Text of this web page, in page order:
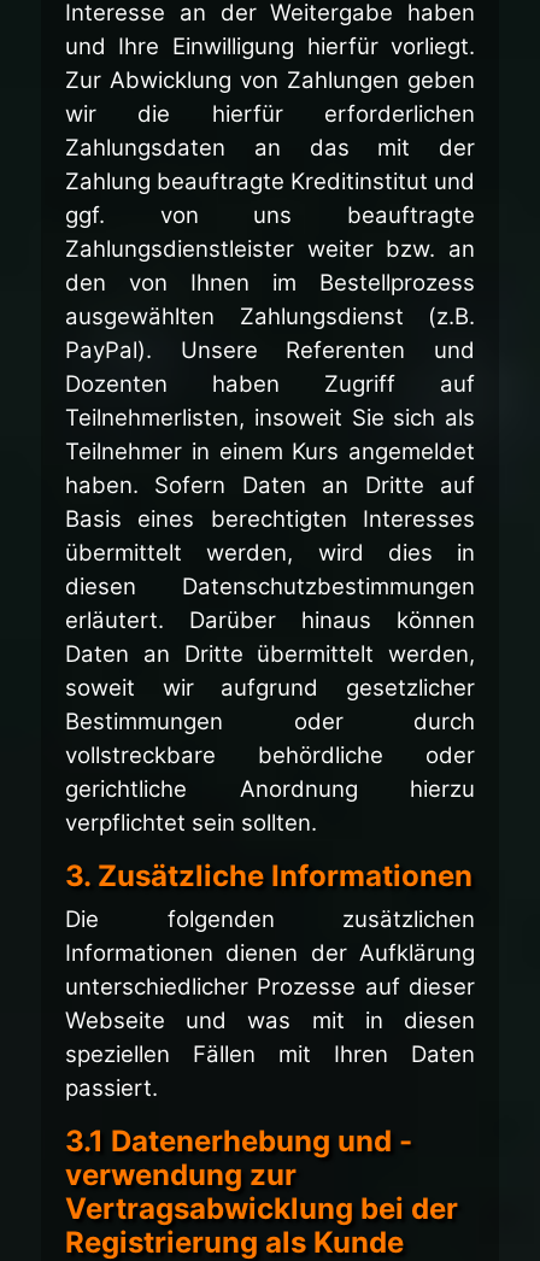
Interesse an der Weitergabe haben
und Ihre Einwilligung hierfür vorliegt.
Zur Abwicklung von Zahlungen geben
wir die hierfür erforderlichen
Zahlungsdaten an das mit der
Zahlung beauftragte Kreditinstitut und
ggf. von uns beauftragte
Zahlungsdienstleister weiter bzw. an
den von Ihnen im Bestellprozess
ausgewählten Zahlungsdienst (z.B.
PayPal). Unsere Referenten und
Dozenten haben Zugriff auf
Teilnehmerlisten, insoweit Sie sich als
Teilnehmer in einem Kurs angemeldet
haben. Sofern Daten an Dritte auf
Basis eines berechtigten Interesses
übermittelt werden, wird dies in
diesen Datenschutzbestimmungen
erläutert. Darüber hinaus können
Daten an Dritte übermittelt werden,
soweit wir aufgrund gesetzlicher
Bestimmungen oder durch
vollstreckbare behördliche oder
gerichtliche Anordnung hierzu
verpflichtet sein sollten.
3. Zusätzliche Informationen
Die folgenden zusätzlichen
Informationen dienen der Aufklärung
unterschiedlicher Prozesse auf dieser
Webseite und was mit in diesen
speziellen Fällen mit Ihren Daten
passiert.
3.1 Datenerhebung und -
verwendung zur
Vertragsabwicklung bei der
Registrierung als Kunde